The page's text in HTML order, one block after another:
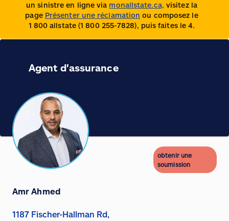
un sinistre en ligne via monallstate.ca, visitez la
page Présenter une réclamation ou composez le
1 800 allstate (1 800 255-7828), puis faites le 4.
Agent d'assurance
obtenir une
soumission
Amr Ahmed
1187 Fischer-Hallman Rd,